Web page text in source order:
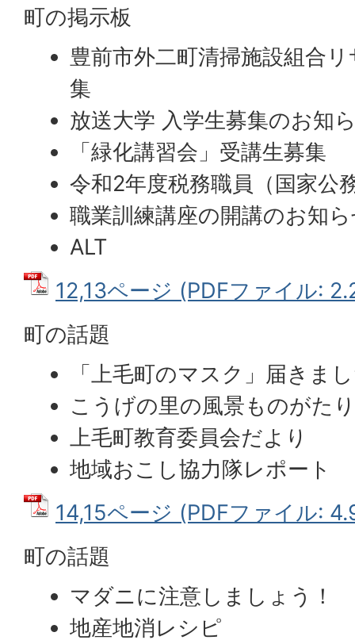
町の掲示板
豊前市外二町清掃施設組合
集
放送大学 入学生募集のお知
「緑化講習会」受講生募集
令和2年度税務職員（国家公
職業訓練講座の開講のお知
ALT
12,13ページ (PDFファイル:
町の話題
「上毛町のマスク」届きま
こうげの里の風景ものがた
上毛町教育委員会だより
地域おこし協力隊レポート
14,15ページ (PDFファイル:
町の話題
マダニに注意しましょう！
地産地消レシピ